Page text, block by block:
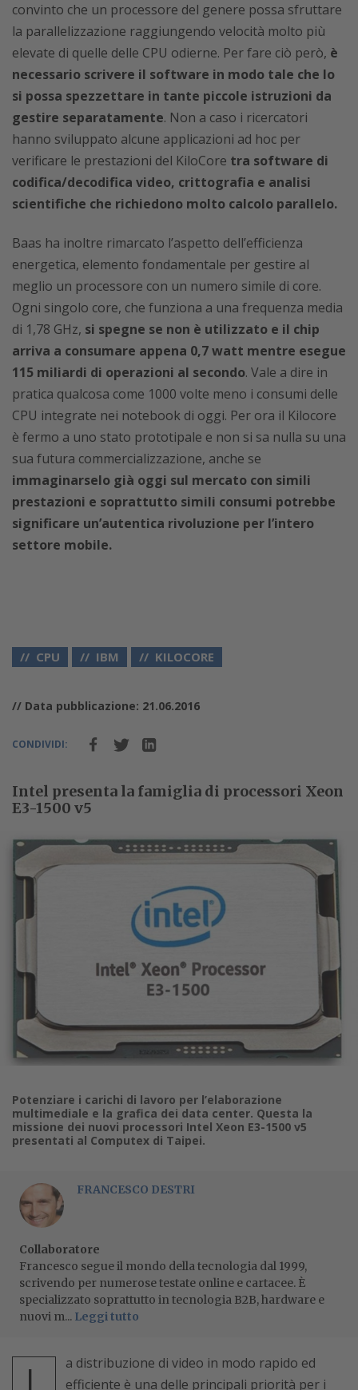
convinto che un processore del genere possa sfruttare
la parallelizzazione raggiungendo velocità molto più
elevate di quelle delle CPU odierne. Per fare ciò però, è
necessario scrivere il software in modo tale che lo
si possa spezzettare in tante piccole istruzioni da
gestire separatamente. Non a caso i ricercatori
hanno sviluppato alcune applicazioni ad hoc per
verificare le prestazioni del KiloCore tra software di
codifica/decodifica video, crittografia e analisi
scientifiche che richiedono molto calcolo parallelo.
Baas ha inoltre rimarcato l’aspetto dell’efficienza
energetica, elemento fondamentale per gestire al
meglio un processore con un numero simile di core.
Ogni singolo core, che funziona a una frequenza media
di 1,78 GHz, si spegne se non è utilizzato e il chip
arriva a consumare appena 0,7 watt mentre esegue
115 miliardi di operazioni al secondo. Vale a dire in
pratica qualcosa come 1000 volte meno i consumi delle
CPU integrate nei notebook di oggi. Per ora il Kilocore
è fermo a uno stato prototipale e non si sa nulla su una
sua futura commercializzazione, anche se
immaginarselo già oggi sul mercato con simili
prestazioni e soprattutto simili consumi potrebbe
significare un’autentica rivoluzione per l’intero
settore mobile.
CPU IBM KILOCORE
// Data pubblicazione: 21.06.2016
CONDIVIDI:
Intel presenta la famiglia di processori Xeon
E3-1500 v5
Potenziare i carichi di lavoro per l’elaborazione
multimediale e la grafica dei data center. Questa la
missione dei nuovi processori Intel Xeon E3-1500 v5
presentati al Computex di Taipei.
FRANCESCO DESTRI
Collaboratore
Francesco segue il mondo della tecnologia dal 1999,
scrivendo per numerose testate online e cartacee. È
specializzato soprattutto in tecnologia B2B, hardware e
nuovi m... Leggi tutto
L
a distribuzione di video in modo rapido ed
efficiente è una delle principali priorità per i